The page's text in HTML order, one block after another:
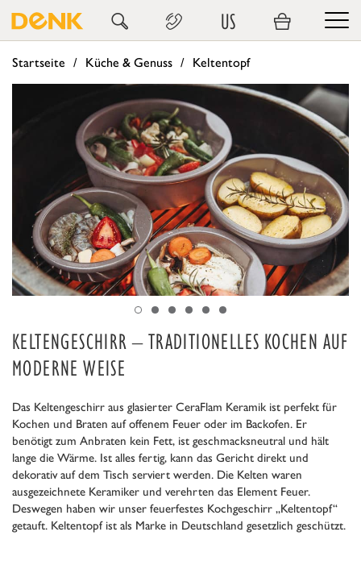
US
Startseite Küche & Genuss Keltentopf
KELTENGESCHIRR – TRADITIONELLES KOCHEN AUF
MODERNE WEISE
Das Keltengeschirr aus glasierter CeraFlam Keramik ist perfekt für
Kochen und Braten auf offenem Feuer oder im Backofen. Er
benötigt zum Anbraten kein Fett, ist geschmacksneutral und hält
lange die Wärme. Ist alles fertig, kann das Gericht direkt und
dekorativ auf dem Tisch serviert werden. Die Kelten waren
ausgezeichnete Keramiker und verehrten das Element Feuer.
Deswegen haben wir unser feuerfestes Kochgeschirr „Keltentopf“
getauft. Keltentopf ist als Marke in Deutschland gesetzlich geschützt.